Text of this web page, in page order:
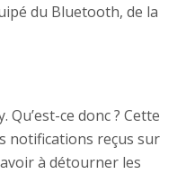
du Bluetooth, de la
ce donc ? Cette
notifications reçus sur
à détourner les